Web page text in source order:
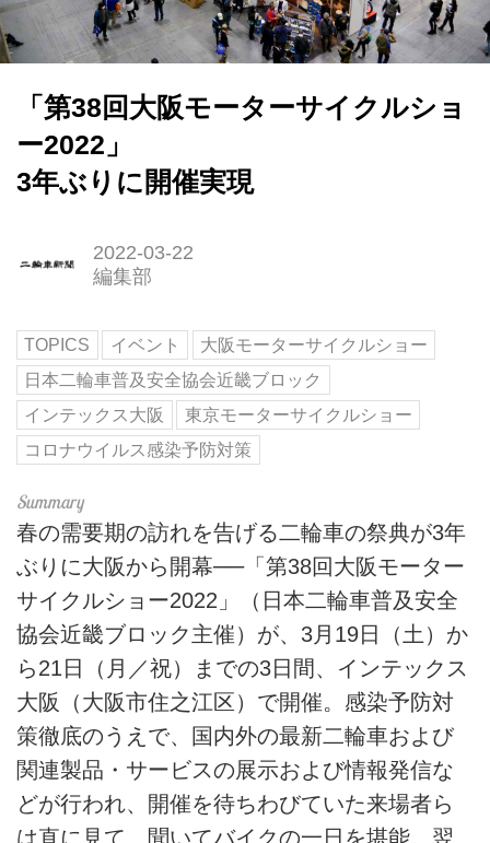
「第38回大阪モーターサイクルショ
ー2022」
3年ぶりに開催実現
2022-03-22
編集部
TOPICS イベント
大阪モーターサイクルショー
日本二輪車普及安全協会近畿ブロック
インテックス大阪
東京モーターサイクルショー
コロナウイルス感染予防対策
春の需要期の訪れを告げる二輪車の祭典が3年
ぶりに大阪から開幕──「第38回大阪モーター
サイクルショー2022」（日本二輪車普及安全
協会近畿ブロック主催）が、3月19日（土）か
ら21日（月／祝）までの3日間、インテックス
大阪（大阪市住之江区）で開催。感染予防対
策徹底のうえで、国内外の最新二輪車および
関連製品・サービスの展示および情報発信な
どが行われ、開催を待ちわびていた来場者ら
は直に見て、聞いてバイクの一日を堪能。翌